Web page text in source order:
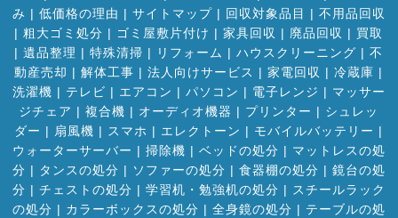
み | 低価格の理由 | サイトマップ| 回収対象品目 | 不用品回収
| 粗大ゴミ処分 | ゴミ屋敷片付け | 家具回収 | 廃品回収 | 買取
| 遺品整理 | 特殊清掃 | リフォーム | ハウスクリーニング | 不
動産売却 | 解体工事 | 法人向けサービス | 家電回収 | 冷蔵庫 |
洗濯機 | テレビ | エアコン | パソコン | 電子レンジ | マッサー
ジチェア | 複合機 | オーディオ機器 | プリンター | シュレッ
ダー | 扇風機 | スマホ | エレクトーン | モバイルバッテリー |
ウォーターサーバー | 掃除機 | ベッドの処分 | マットレスの処
分 | タンスの処分 | ソファーの処分 | 食器棚の処分 | 鏡台の処
分 | チェストの処分 | 学習机・勉強机の処分 | スチールラック
の処分 | カラーボックスの処分 | 全身鏡の処分 | テーブルの処